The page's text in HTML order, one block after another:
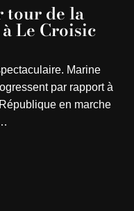
tour de la
Le Croisic
Marine
par rapport à
en marche